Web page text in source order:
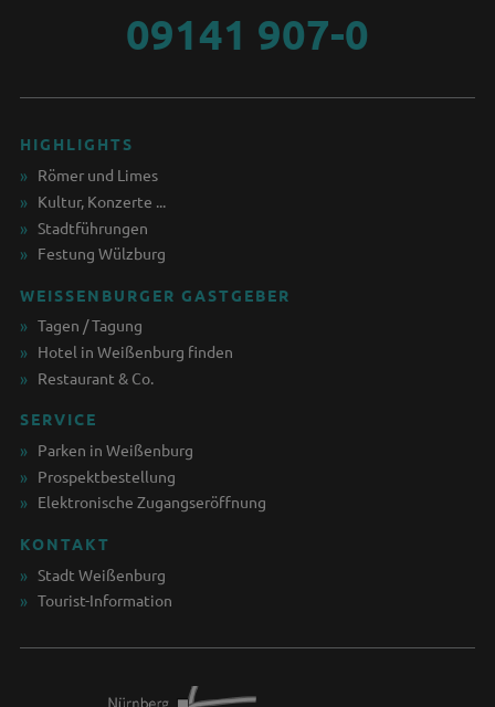
09141 907-0
HIGHLIGHTS
Römer und Limes
Kultur, Konzerte ...
Stadtführungen
Festung Wülzburg
WEISSENBURGER GASTGEBER
Tagen / Tagung
Hotel in Weißenburg finden
Restaurant & Co.
SERVICE
Parken in Weißenburg
Prospektbestellung
Elektronische Zugangseröffnung
KONTAKT
Stadt Weißenburg
Tourist-Information